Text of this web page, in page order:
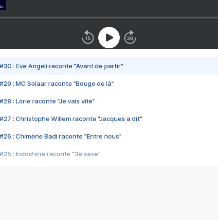
#30 : Eve Angeli raconte "Avant de partir"
#29 : MC Solaar raconte "Bouge de là"
#28 : Lorie raconte "Je vais vite"
#27 : Christophe Willem raconte "Jacques a dit"
#26 : Chimène Badi raconte "Entre nous"
#25 : Indochine raconte "3e sexe"